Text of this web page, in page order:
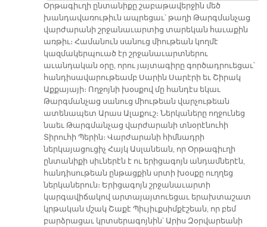
Օրթագիւղի ընտանիքը շաբաթավերջին մեծ
խանդավառութիւն ապրեցաւ՝ թաղի Թարգմանչաց
վարժարանի շրջանաւարտից տարեկան հաւաքին
առթիւ։ Համանուն սանուց միութեան կողմէ
կազմակերպուած էր շրջանաւարտներու
աւանդական օրը, որու յայտագիրը գործադրուեցաւ՝
հանդիսավարութեամբ Սարին Սարէրի եւ Շիրակ
Աքքայայի։ Ողջոյնի խօսքով մը հանդէս եկաւ
Թարգմանչաց սանուց միութեան վարչութեան
ատենապետ Արաս Ալաքուշ։ Ներկաները ողջունեց
նաեւ Թարգմանչաց վարժարանի տնօրէնուհի
Տիրուհի Պերին։ Վարժարանի հիմնադրի
ներկայացուցիչ Հայկ Ասլանեան, որ Օրթագիւղի
ընտանիքի սիւներէն է ու երիցագոյն անդամներէն,
հանդիսութեան ընթացքին սրտի խօսքը ուղղեց
ներկաներուն։ Երիցագոյն շրջանաւարտի
կարգավիճակով արտայայտուեցաւ երախտաշատ
կրթական մշակ Շաքէ Պիւյիւքսիմքէշեան, որ բեմ
բարձրացաւ կրտսերագոյնին՝ Արիս Զօրվարեանի